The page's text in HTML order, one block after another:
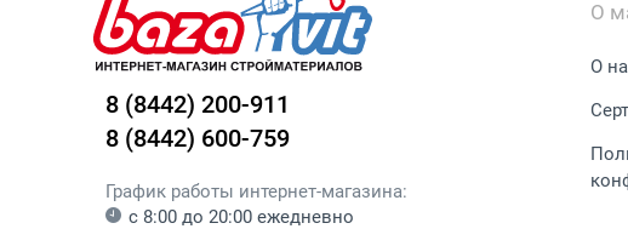
8 (8442) 200-911
8 (8442) 600-759
График работы интернет-магазина:
с 8:00 до 20:00 ежедневно
О
О